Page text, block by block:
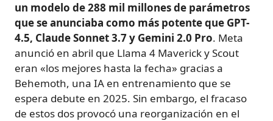
un modelo de 288 mil millones de parámetros
que se anunciaba como más potente que GPT-
4.5, Claude Sonnet 3.7 y Gemini 2.0 Pro. Meta
anunció en abril que Llama 4 Maverick y Scout
eran «los mejores hasta la fecha» gracias a
Behemoth, una IA en entrenamiento que se
espera debute en 2025. Sin embargo, el fracaso
de estos dos provocó una reorganización en el